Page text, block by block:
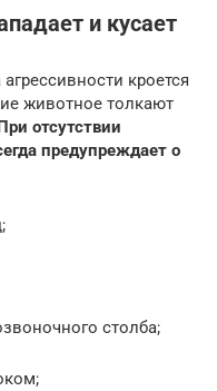
и кусает
кроется
животное толкают
отсутствии
предупреждает о
столба;